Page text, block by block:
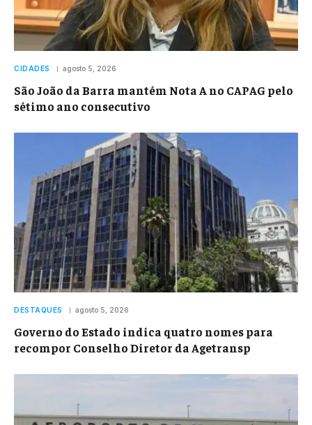
CIDADES agosto 5, 2026
São João da Barra mantém Nota A no CAPAG pelo
sétimo ano consecutivo
DESTAQUES agosto 5, 2026
Governo do Estado indica quatro nomes para
recompor Conselho Diretor da Agetransp